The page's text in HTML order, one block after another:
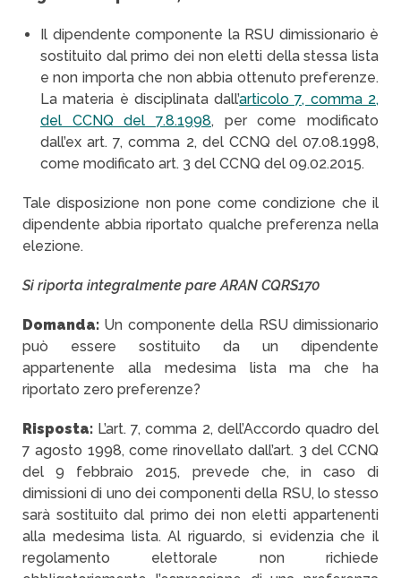
Il dipendente componente la RSU dimissionario è
sostituito dal primo dei non eletti della stessa lista
e non importa che non abbia ottenuto preferenze.
La materia è disciplinata dall’articolo 7, comma 2,
del CCNQ del 7.8.1998, per come modificato
dall’ex art. 7, comma 2, del CCNQ del 07.08.1998,
come modificato art. 3 del CCNQ del 09.02.2015.
Tale disposizione non pone come condizione che il
dipendente abbia riportato qualche preferenza nella
elezione.
Si riporta integralmente pare ARAN CQRS170
Domanda: Un componente della RSU dimissionario
può essere sostituito da un dipendente
appartenente alla medesima lista ma che ha
riportato zero preferenze?
Risposta: L’art. 7, comma 2, dell’Accordo quadro del
7 agosto 1998, come rinovellato dall’art. 3 del CCNQ
del 9 febbraio 2015, prevede che, in caso di
dimissioni di uno dei componenti della RSU, lo stesso
sarà sostituito dal primo dei non eletti appartenenti
alla medesima lista. Al riguardo, si evidenzia che il
regolamento elettorale non richiede